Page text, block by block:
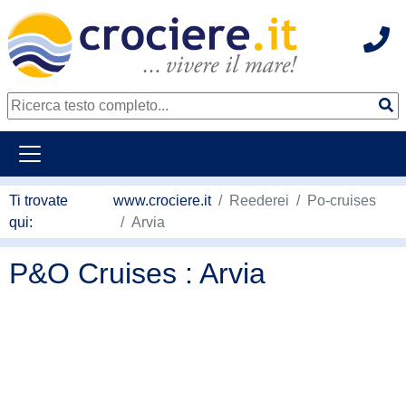
Ti trovate
qui:
www.crociere.it Reederei
Po-cruises
Arvia
P&O Cruises : Arvia